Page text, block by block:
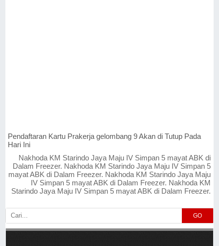
Pendaftaran Kartu Prakerja gelombang 9 Akan di Tutup Pada
Hari Ini
Nakhoda KM Starindo Jaya Maju IV Simpan 5 mayat ABK di
Dalam Freezer. Nakhoda KM Starindo Jaya Maju IV Simpan 5
mayat ABK di Dalam Freezer. Nakhoda KM Starindo Jaya Maju
IV Simpan 5 mayat ABK di Dalam Freezer. Nakhoda KM
Starindo Jaya Maju IV Simpan 5 mayat ABK di Dalam Freezer.
GO